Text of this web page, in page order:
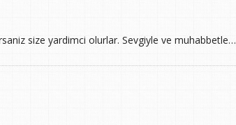
size yardimci olurlar. Sevgiyle ve muhabbetle…